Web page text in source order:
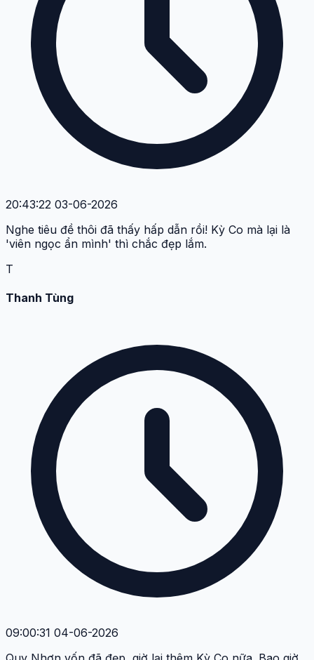
20:43:22 03-06-2026
Nghe tiêu đề thôi đã thấy hấp dẫn rồi! Kỳ Co mà lại là
'viên ngọc ẩn mình' thì chắc đẹp lắm.
T
Thanh Tùng
09:00:31 04-06-2026